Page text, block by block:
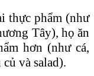
thực phẩm (như
Tây), họ ăn
hơn (như cá,
và salad).